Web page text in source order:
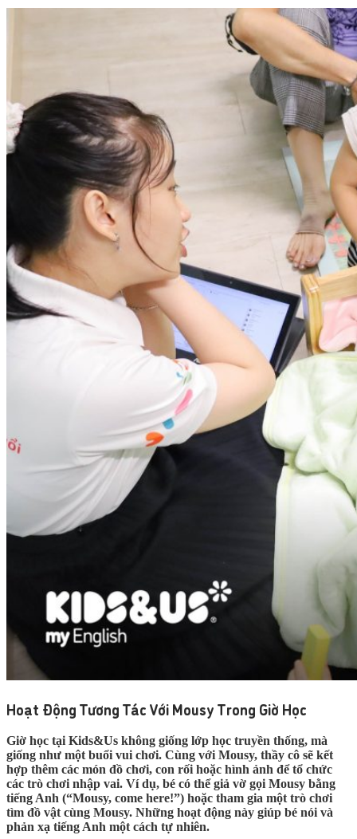
Hoạt Động Tương Tác Với Mousy Trong Giờ Học
Giờ học tại Kids&Us không giống lớp học truyền thống, mà
giống như một buổi vui chơi. Cùng với Mousy, thầy cô sẽ kết
hợp thêm các món đồ chơi, con rối hoặc hình ảnh để tổ chức
các trò chơi nhập vai. Ví dụ, bé có thể giả vờ gọi Mousy bằng
tiếng Anh (“Mousy, come here!”) hoặc tham gia một trò chơi
tìm đồ vật cùng Mousy. Những hoạt động này giúp bé nói và
phản xạ tiếng Anh một cách tự nhiên.